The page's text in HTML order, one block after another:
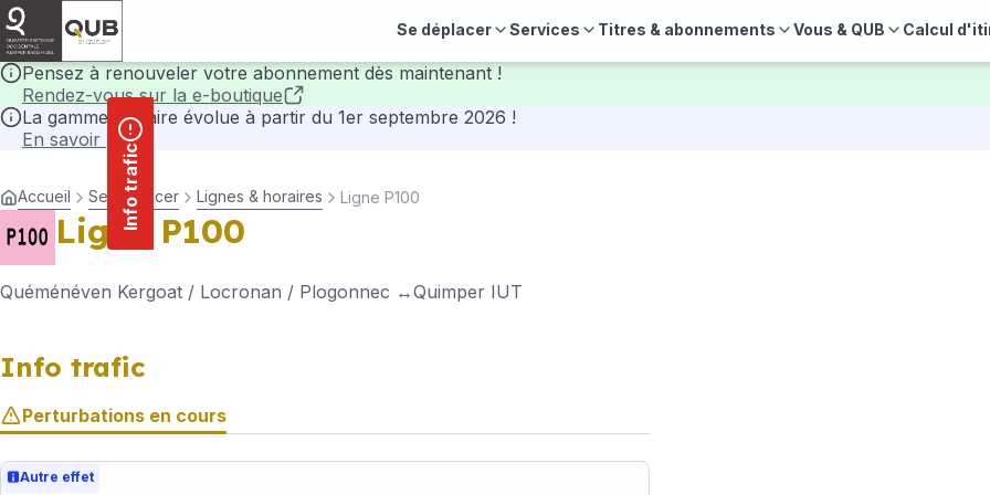
principal
Se déplacer Services Titres & abonnements Vous & QUB Calcul
Pensez à renouveler votre abonnement dès maintenant !
Rendez-vous sur la e-boutique
La gamme tarifaire évolue à partir du 1er septembre 2026 !
En savoir plus
Info trafic
Accueil Se déplacer Lignes & horaires Ligne P100
Ligne P100
Quéménéven Kergoat / Locronan / Plogonnec Quimper IUT
Info trafic
Perturbations en cours
Autre effet
Panneau de gestion des cookies